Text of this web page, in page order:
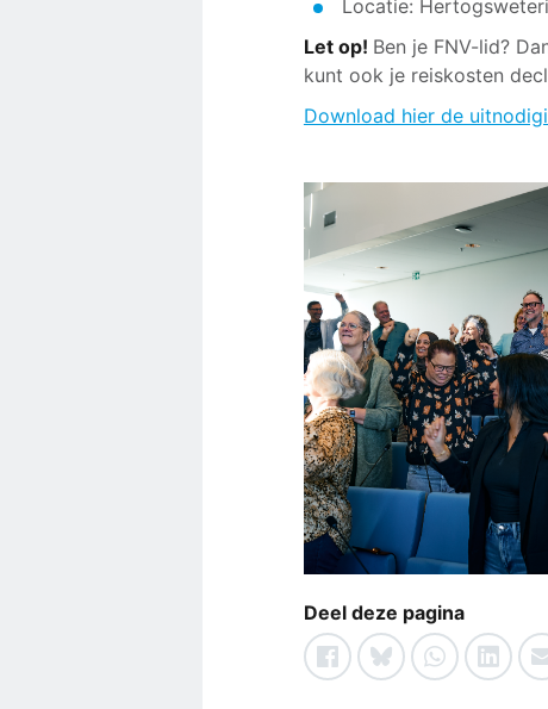
Locatie:
Let op! Ben je FNV-lid?
kunt ook je reiskosten
Download hier de
Deel deze pagina